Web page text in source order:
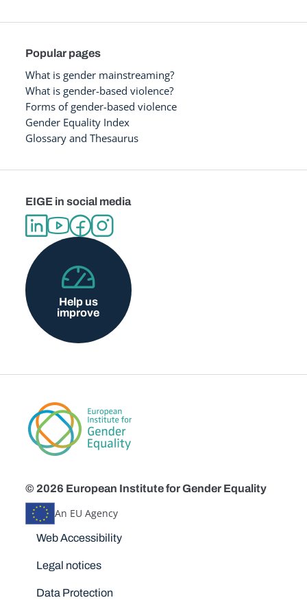
Popular pages
What is gender mainstreaming?
What is gender-based violence?
Forms of gender-based violence
Gender Equality Index
Glossary and Thesaurus
EIGE in social media
Help us
improve
© 2026 European Institute for Gender Equality
An EU Agency
Disclaimers
Web Accessibility
Legal notices
Data Protection